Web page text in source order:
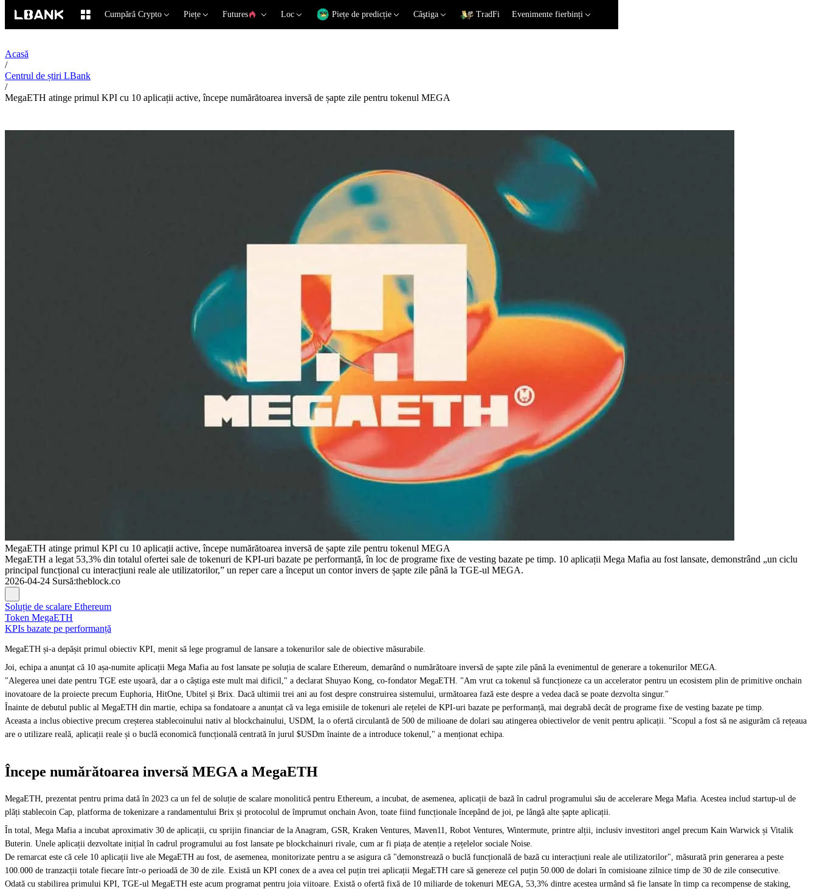
Cumpără Crypto Piețe Futures Loc Piețe de predicție Câştiga TradFi Evenimente fierbinți
Acasă
/
Centrul de știri LBank
/
MegaETH atinge primul KPI cu 10 aplicații active, începe numărătoarea inversă de șapte zile pentru tokenul MEGA
MegaETH atinge primul KPI cu 10 aplicații active, începe numărătoarea inversă de șapte zile pentru tokenul MEGA
MegaETH a legat 53,3% din totalul ofertei sale de tokenuri de KPI-uri bazate pe performanță, în loc de programe fixe de vesting bazate pe timp. 10 aplicații Mega Mafia au fost lansate, demonstrând „un ciclu
principal funcțional cu interacțiuni reale ale utilizatorilor,” un reper care a început un contor invers de șapte zile până la TGE-ul MEGA.
2026-04-24 Sursă:theblock.co
Soluție de scalare Ethereum
Token MegaETH
KPIs bazate pe performanță
MegaETH și-a depășit primul obiectiv KPI, menit să lege programul de lansare a tokenurilor sale de obiective măsurabile.
Joi, echipa a anunțat că 10 așa-numite aplicații Mega Mafia au fost lansate pe soluția de scalare Ethereum, demarând o numărătoare inversă de șapte zile până la evenimentul de generare a tokenurilor MEGA.
"Alegerea unei date pentru TGE este ușoară, dar a o câștiga este mult mai dificil," a declarat Shuyao Kong, co-fondator MegaETH. "Am vrut ca tokenul să funcționeze ca un accelerator pentru un ecosistem plin de primitive onchain
inovatoare de la proiecte precum Euphoria, HitOne, Ubitel și Brix. Dacă ultimii trei ani au fost despre construirea sistemului, următoarea fază este despre a vedea dacă se poate dezvolta singur."
Înainte de debutul public al MegaETH din martie, echipa sa fondatoare a anunțat că va lega emisiile de tokenuri ale rețelei de KPI-uri bazate pe performanță, mai degrabă decât de programe fixe de vesting bazate pe timp.
Aceasta a inclus obiective precum creșterea stablecoinului nativ al blockchainului, USDM, la o ofertă circulantă de 500 de milioane de dolari sau atingerea obiectivelor de venit pentru aplicații. "Scopul a fost să ne asigurăm că rețeaua
are o utilizare reală, aplicații reale și o buclă economică funcțională centrată în jurul $USDm înainte de a introduce tokenul," a menționat echipa.
Începe numărătoarea inversă MEGA a MegaETH
MegaETH, prezentat pentru prima dată în 2023 ca un fel de soluție de scalare monolitică pentru Ethereum, a incubat, de asemenea, aplicații de bază în cadrul programului său de accelerare Mega Mafia. Acestea includ startup-ul de
plăți stablecoin Cap, platforma de tokenizare a randamentului Brix și protocolul de împrumut onchain Avon, toate fiind funcționale începând de joi, pe lângă alte șapte aplicații.
În total, Mega Mafia a incubat aproximativ 30 de aplicații, cu sprijin financiar de la Anagram, GSR, Kraken Ventures, Maven11, Robot Ventures, Wintermute, printre alții, inclusiv investitori angel precum Kain Warwick și Vitalik
Buterin. Unele aplicații dezvoltate inițial în cadrul programului au fost lansate pe blockchainuri rivale, cum ar fi piața de atenție a rețelelor sociale Noise.
De remarcat este că cele 10 aplicații live ale MegaETH au fost, de asemenea, monitorizate pentru a se asigura că "demonstrează o buclă funcțională de bază cu interacțiuni reale ale utilizatorilor", măsurată prin generarea a peste
100.000 de tranzacții totale fiecare într-o perioadă de 30 de zile. Există un KPI conex de a avea cel puțin trei aplicații MegaETH care să genereze cel puțin 50.000 de dolari în comisioane zilnice timp de 30 de zile consecutive.
Odată cu stabilirea primului KPI, TGE-ul MegaETH este acum programat pentru joia viitoare. Există o ofertă fixă de 10 miliarde de tokenuri MEGA, 53,3% dintre acestea urmând să fie lansate în timp ca recompense de staking,